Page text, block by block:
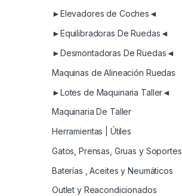
►Elevadores de Coches◄
►Equilibradoras De Ruedas◄
►Desmontadoras De Ruedas◄
Maquinas de Alineación Ruedas
►Lotes de Maquinaria Taller◄
Maquinaria De Taller
Herramientas | Útiles
Gatos, Prensas, Gruas y Soportes
Baterías , Aceites y Neumáticos
Outlet y Reacondicionados